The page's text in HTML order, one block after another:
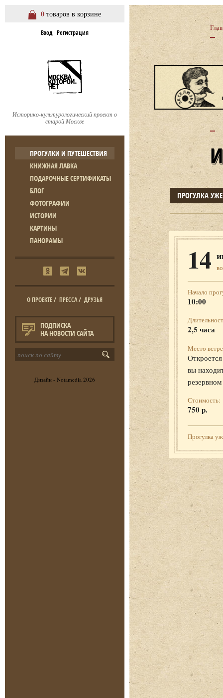
0 товаров в корзине
Вход Регистрация
Историко-культурологический проект о
старой Москве
ПРОГУЛКИ И ПУТЕШЕСТВИЯ
КНИЖНАЯ ЛАВКА
ПОДАРОЧНЫЕ СЕРТИФИКАТЫ
БЛОГ
ФОТОГРАФИИ
ИСТОРИИ
КАРТИНЫ
ПАНОРАМЫ
О ПРОЕКТЕ/ ПРЕССА/ ДРУЗЬЯ
ПОДПИСКА
НА НОВОСТИ САЙТА
Дизайн - Notamedia 2026
ПРОГУЛКА
14
Начало
10:00
2,5 часа
Место
вы
Стоимость:
750 р.
Прогулка